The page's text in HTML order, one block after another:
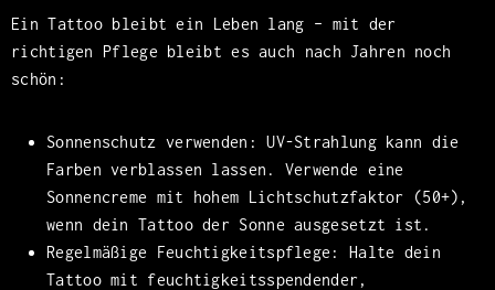
Ein Tattoo bleibt ein Leben lang – mit der
richtigen Pflege bleibt es auch nach Jahren noch
schön:
Sonnenschutz verwenden: UV-Strahlung kann die
Farben verblassen lassen. Verwende eine
Sonnencreme mit hohem Lichtschutzfaktor (50+),
wenn dein Tattoo der Sonne ausgesetzt ist.
Regelmäßige Feuchtigkeitspflege: Halte dein
Tattoo mit feuchtigkeitsspendender,